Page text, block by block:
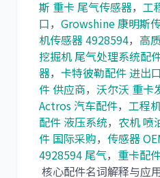
斯 重卡 尾气传感器， 工
口， Growshine 康明斯
机传感器 4928594， 高
挖掘机 尾气处理系统配
器， 卡特彼勒配件 进出
件 供应商， 沃尔沃 重卡
Actros 汽车配件， 工程
配件 液压系统， 农机 喷
件 国际采购， 传感器
4928594 尾气， 重卡配
核心配件名词解释与应